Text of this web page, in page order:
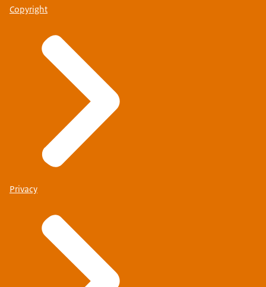
Copyright
Privacy